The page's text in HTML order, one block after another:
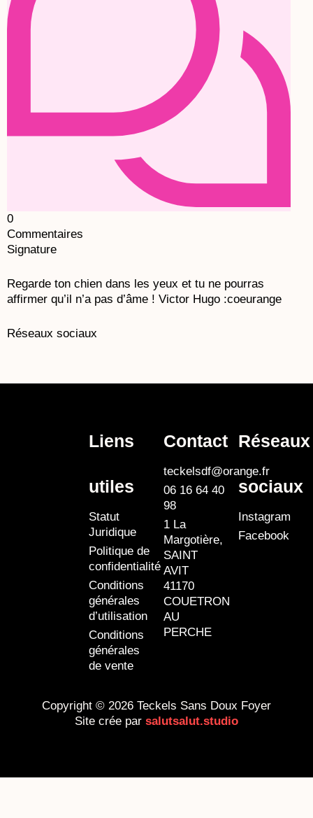
0
Commentaires
Signature
Regarde ton chien dans les yeux et tu ne pourras
affirmer qu’il n’a pas d’âme ! Victor Hugo :coeurange
Réseaux sociaux
Liens
utiles
Statut
Juridique
Politique de
confidentialité
Conditions
générales
d’utilisation
Conditions
générales
de vente
Contact
teckelsdf@orange.fr
06 16 64 40
98
1 La
Margotière,
SAINT
AVIT
41170
COUETRON
AU
PERCHE
Réseaux
sociaux
Instagram
Facebook
Copyright © 2026 Teckels Sans Doux Foyer
Site crée par salutsalut.studio